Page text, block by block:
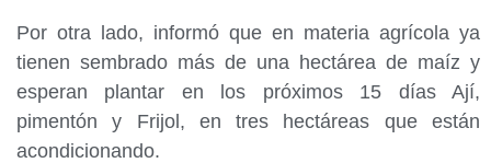
Por otra lado, informó que en materia agrícola ya
tienen sembrado más de una hectárea de maíz y
esperan plantar en los próximos 15 días Ají,
pimentón y Frijol, en tres hectáreas que están
acondicionando.